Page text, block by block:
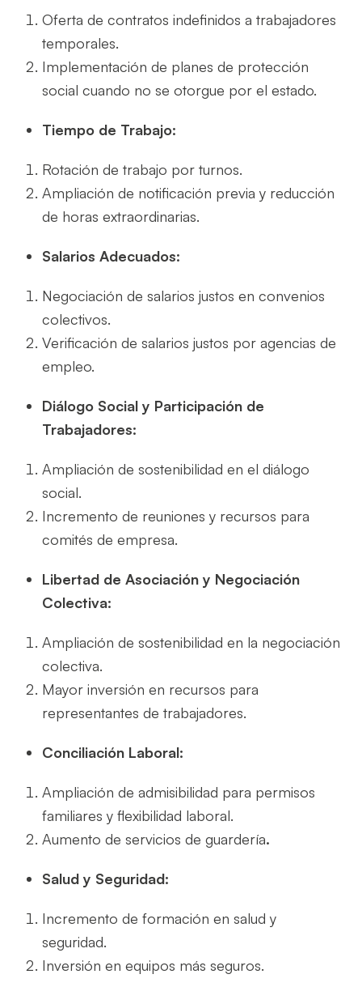
Oferta de contratos indefinidos a trabajadores
temporales.
Implementación de planes de protección
social cuando no se otorgue por el estado.
Tiempo de Trabajo:
Rotación de trabajo por turnos.
Ampliación de notificación previa y reducción
de horas extraordinarias.
Salarios Adecuados:
Negociación de salarios justos en convenios
colectivos.
Verificación de salarios justos por agencias de
empleo.
Diálogo Social y Participación de
Trabajadores:
Ampliación de sostenibilidad en el diálogo
social.
Incremento de reuniones y recursos para
comités de empresa.
Libertad de Asociación y Negociación
Colectiva:
Ampliación de sostenibilidad en la negociación
colectiva.
Mayor inversión en recursos para
representantes de trabajadores.
Conciliación Laboral:
Ampliación de admisibilidad para permisos
familiares y flexibilidad laboral.
Aumento de servicios de guardería.
Salud y Seguridad:
Incremento de formación en salud y
seguridad.
Inversión en equipos más seguros.